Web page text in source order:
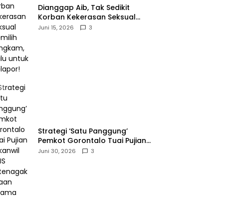
‎Dianggap Aib, Tak Sedikit
Korban Kekerasan Seksual
Memilih Bungkam, Malu untuk
Juni 15, 2026 3
Strategi ‘Satu Panggung’
Pemkot Gorontalo Tuai Pujian
Kakanwil BPJS
Juni 30, 2026 3